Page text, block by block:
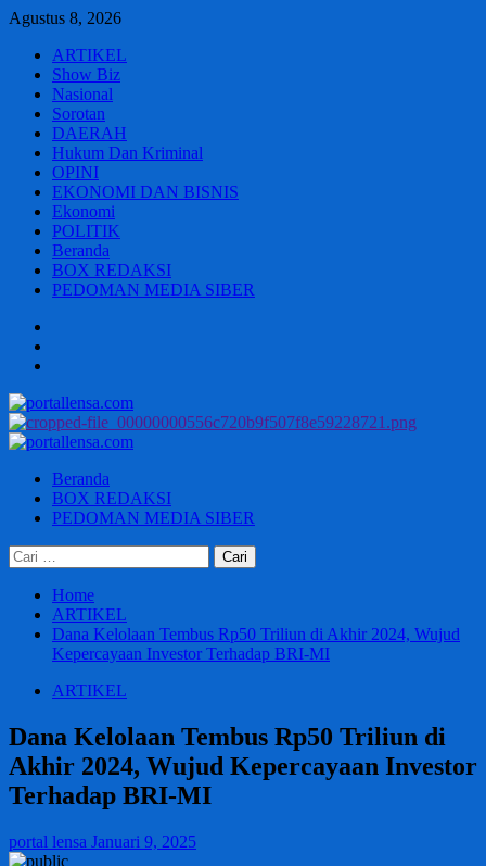
Skip
content
Agustus 8, 2026
ARTIKEL
Show Biz
Nasional
Sorotan
DAERAH
Hukum Dan Kriminal
OPINI
EKONOMI DAN BISNIS
Ekonomi
POLITIK
Beranda
BOX REDAKSI
PEDOMAN MEDIA SIBER
SIBER
Primary
Beranda
BOX REDAKSI
PEDOMAN MEDIA SIBER
Cari
untuk:
Home
ARTIKEL
Dana Kelolaan Tembus Rp50 Triliun di Akhir 2024, Wujud
Kepercayaan Investor Terhadap BRI-MI
ARTIKEL
Dana Kelolaan Tembus Rp50 Triliun di
Akhir 2024, Wujud Kepercayaan Investor
Terhadap BRI-MI
portal lensa Januari 9, 2025